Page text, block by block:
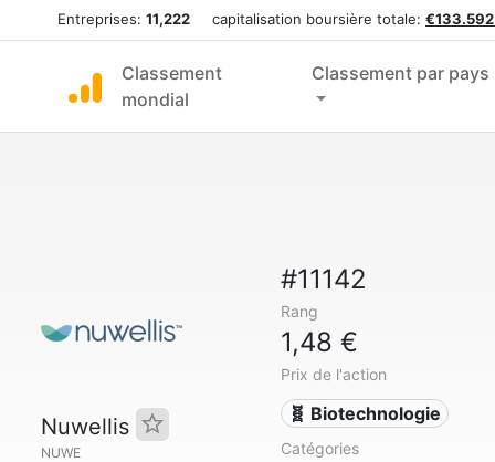
Entreprises: 11,222 capitalisation boursière totale:
Classement
mondial
Classement par pays
Nuwellis
NUWE
#11142
Rang
1,48 €
Prix de l'action
🧬 Biotechnologie
Catégories